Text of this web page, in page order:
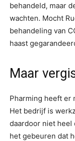
behandeld, maar
wachten. Mocht
behandeling van
haast
Maar
Pharming heeft er
Het bedrijf is
daardoor niet heel
het gebeuren dat